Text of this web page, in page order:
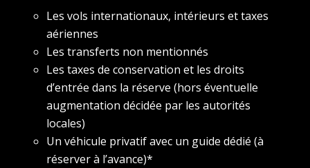
Les vols internationaux, intérieurs et taxes
aériennes
Les transferts non mentionnés
Les taxes de conservation et les droits
d’entrée dans la réserve (hors éventuelle
augmentation décidée par les autorités
locales)
Un véhicule privatif avec un guide dédié (à
réserver à l’avance)*